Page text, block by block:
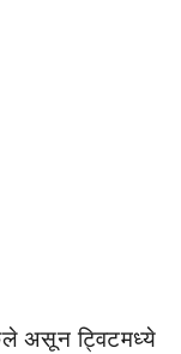
असून ट्विटमध्ये